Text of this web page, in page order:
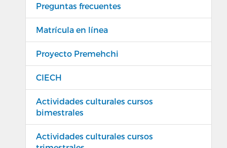
Preguntas frecuentes
Matrícula en línea
Proyecto Premehchi
CIECH
Actividades culturales cursos
bimestrales
Actividades culturales cursos